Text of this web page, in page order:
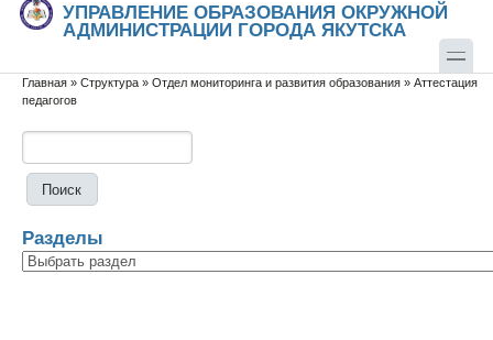
УПРАВЛЕНИЕ ОБРАЗОВАНИЯ ОКРУЖНОЙ
АДМИНИСТРАЦИИ ГОРОДА ЯКУТСКА
Вы здесь
Главная » Структура » Отдел мониторинга и развития образования » Аттестация
педагогов
Разделы